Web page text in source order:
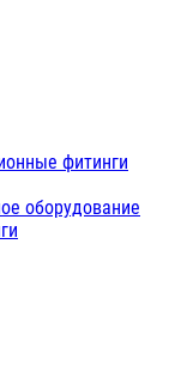
фитинги
оборудование